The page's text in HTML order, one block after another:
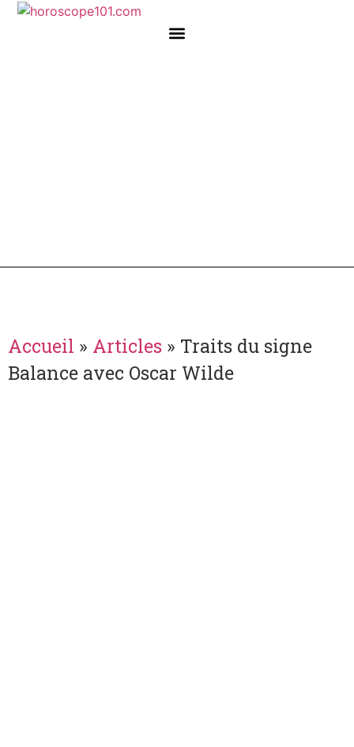
Accueil » Articles » Traits du signe
Balance avec Oscar Wilde